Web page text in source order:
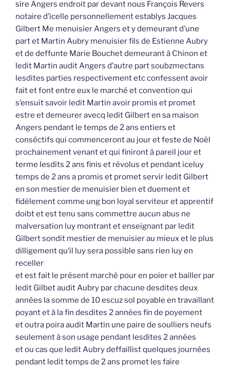
sire Angers endroit par devant nous François Revers
notaire d’icelle personnellement establys Jacques
Gilbert Me menuisier Angers et y demeurant d’une
part et Martin Aubry menuisier fils de Estienne Aubry
et de deffunte Marie Bouchet demeurant à Chinon et
ledit Martin audit Angers d’autre part soubzmectans
lesdites parties respectivement etc confessent avoir
fait et font entre eux le marché et convention qui
s’ensuit savoir ledit Martin avoir promis et promet
estre et demeurer avecq ledit Gilbert en sa maison
Angers pendant le temps de 2 ans entiers et
conséctifs qui commenceront au jour et feste de Noël
prochainement venant et qui finiront à pareil jour et
terme lesdits 2 ans finis et révolus et pendant iceluy
temps de 2 ans a promis et promet servir ledit Gilbert
en son mestier de menuisier bien et duement et
fidèlement comme ung bon loyal serviteur et apprentif
doibt et est tenu sans commettre aucun abus ne
malversation luy montrant et enseignant par ledit
Gilbert sondit mestier de menuisier au mieux et le plus
dilligement qu’il luy sera possible sans rien luy en
receller
et est fait le présent marché pour en poier et bailler par
ledit Gilbet audit Aubry par chacune desdites deux
années la somme de 10 escuz sol poyable en travaillant
poyant et à la fin desdites 2 années fin de poyement
et outra poira audit Martin une paire de soulliers neufs
seulement à son usage pendant lesdites 2 années
et ou cas que ledit Aubry deffaillist quelques journées
pendant ledit temps de 2 ans promet les faire